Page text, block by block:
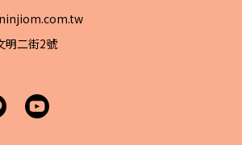
明二街2號